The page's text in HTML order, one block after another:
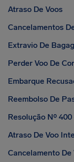
Atraso De Voos
Cancelamentos
Extravio De
Perder Voo De
Embarque
Reembolso De
Resolução Nº
Atraso De Voo
Cancelamento